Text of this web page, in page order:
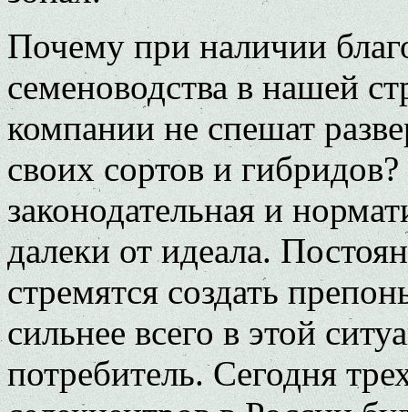
Почему при наличии
семеноводства в нашей
компании не спешат
своих сортов и
законодательная и
далеки от идеала.
стремятся создать
сильнее всего в этой
потребитель. Сегодня